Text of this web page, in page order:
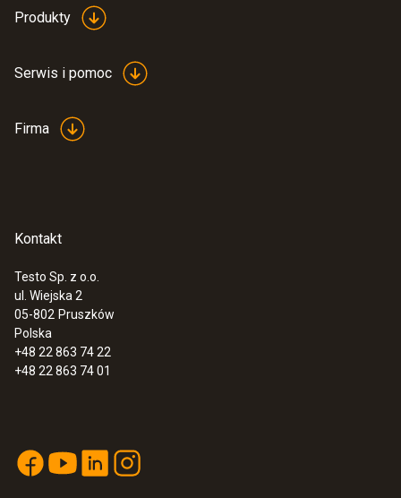
Produkty
Serwis i pomoc
Firma
Kontakt
Testo Sp. z o.o.
ul. Wiejska 2
05-802 Pruszków
Polska
+48 22 863 74 22
+48 22 863 74 01